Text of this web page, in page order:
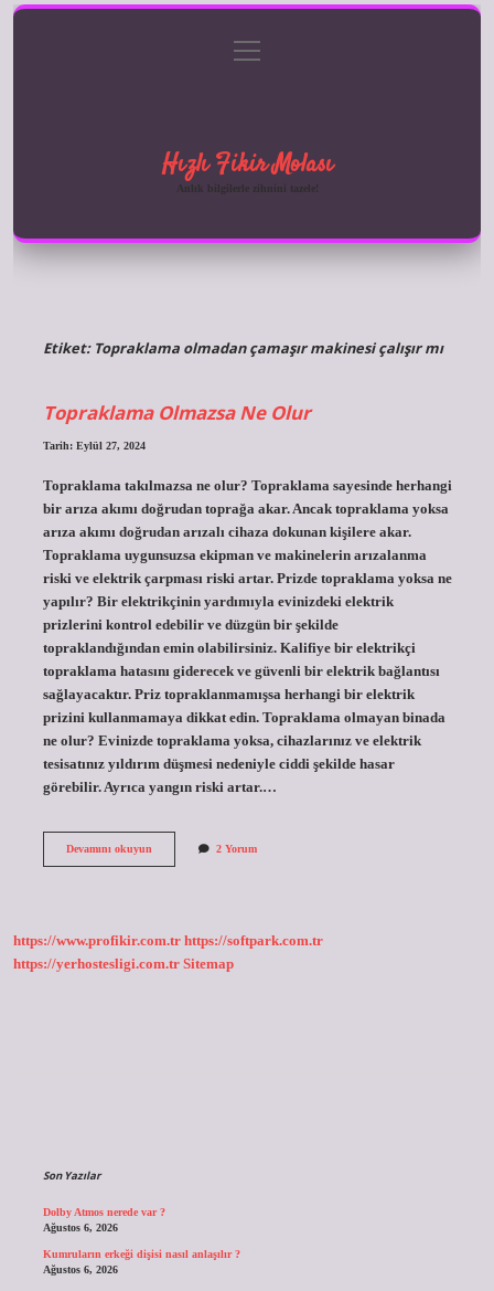
Gizlilik Politikası
menüyü
aç
Hızlı Fikir Molası
Anlık bilgilerle zihnini tazele!
Etiket: Topraklama olmadan çamaşır makinesi çalışır mı
Topraklama Olmazsa Ne Olur
Tarih: Eylül 27, 2024
Topraklama takılmazsa ne olur? Topraklama sayesinde herhangi
bir arıza akımı doğrudan toprağa akar. Ancak topraklama yoksa
arıza akımı doğrudan arızalı cihaza dokunan kişilere akar.
Topraklama uygunsuzsa ekipman ve makinelerin arızalanma
riski ve elektrik çarpması riski artar. Prizde topraklama yoksa ne
yapılır? Bir elektrikçinin yardımıyla evinizdeki elektrik
prizlerini kontrol edebilir ve düzgün bir şekilde
topraklandığından emin olabilirsiniz. Kalifiye bir elektrikçi
topraklama hatasını giderecek ve güvenli bir elektrik bağlantısı
sağlayacaktır. Priz topraklanmamışsa herhangi bir elektrik
prizini kullanmamaya dikkat edin. Topraklama olmayan binada
ne olur? Evinizde topraklama yoksa, cihazlarınız ve elektrik
tesisatınız yıldırım düşmesi nedeniyle ciddi şekilde hasar
görebilir. Ayrıca yangın riski artar.…
Devamını okuyunTopraklama 2 Yorum
https://www.profikir.com.tr https://softpark.com.tr
https://yerhostesligi.com.tr Sitemap
Son Yazılar
Dolby Atmos nerede var ?
Ağustos 6, 2026
Kumruların erkeği dişisi nasıl anlaşılır ?
Ağustos 6, 2026